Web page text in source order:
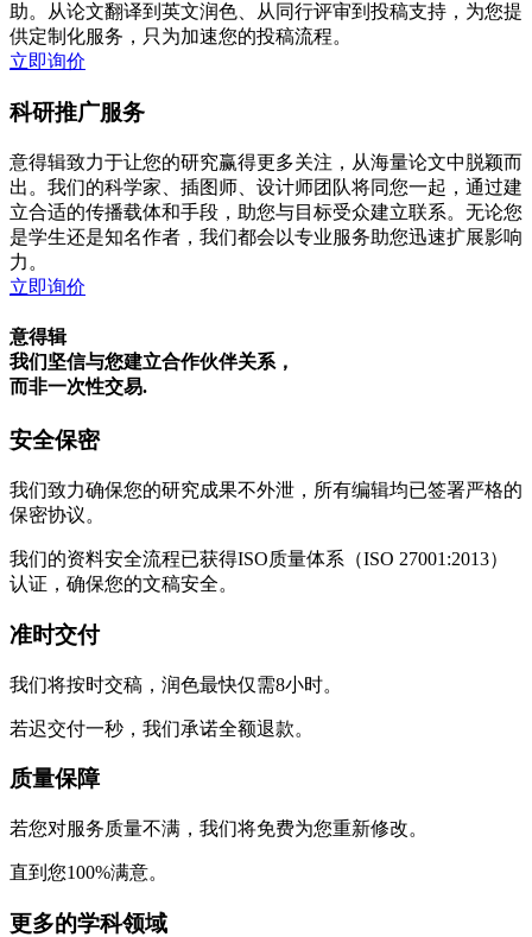
助。从论文翻译到英文润色、从同行评审到投稿支持，为您提
供定制化服务，只为加速您的投稿流程。
立即询价
科研推广服务
意得辑致力于让您的研究赢得更多关注，从海量论文中脱颖而
出。我们的科学家、插图师、设计师团队将同您一起，通过建
立合适的传播载体和手段，助您与目标受众建立联系。无论您
是学生还是知名作者，我们都会以专业服务助您迅速扩展影响
力。
立即询价
意得辑
我们坚信与您建立合作伙伴关系，
而非一次性交易.
安全保密
我们致力确保您的研究成果不外泄，所有编辑均已签署严格的
保密协议。
我们的资料安全流程已获得ISO质量体系（ISO 27001:2013）
认证，确保您的文稿安全。
准时交付
我们将按时交稿，润色最快仅需8小时。
若迟交付一秒，我们承诺全额退款。
质量保障
若您对服务质量不满，我们将免费为您重新修改。
直到您100%满意。
更多的学科领域